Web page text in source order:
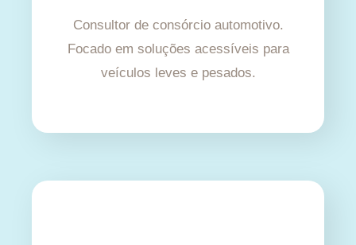
Consultor de consórcio automotivo.
Focado em soluções acessíveis para
veículos leves e pesados.